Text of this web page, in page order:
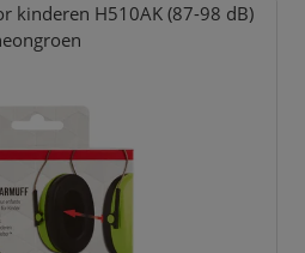
kinderen H510AK (87-98 dB)